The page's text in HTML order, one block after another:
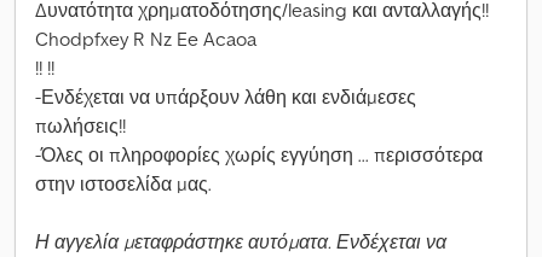
Δυνατότητα χρηματοδότησης/leasing και ανταλλαγής!!
Chodpfxey R Nz Ee Acaoa
!! !!
-Ενδέχεται να υπάρξουν λάθη και ενδιάμεσες
πωλήσεις!!
-Όλες οι πληροφορίες χωρίς εγγύηση ... περισσότερα
στην ιστοσελίδα μας.
Η αγγελία μεταφράστηκε αυτόματα. Ενδέχεται να